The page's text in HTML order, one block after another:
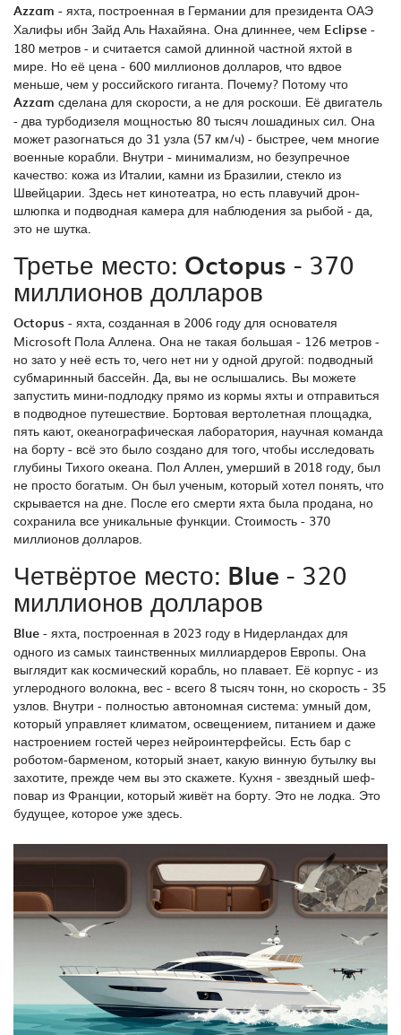
Azzam - яхта, построенная в Германии для президента ОАЭ
Халифы ибн Зайд Аль Нахайяна. Она длиннее, чем Eclipse -
180 метров - и считается самой длинной частной яхтой в
мире. Но её цена - 600 миллионов долларов, что вдвое
меньше, чем у российского гиганта. Почему? Потому что
Azzam сделана для скорости, а не для роскоши. Её двигатель
- два турбодизеля мощностью 80 тысяч лошадиных сил. Она
может разогнаться до 31 узла (57 км/ч) - быстрее, чем многие
военные корабли. Внутри - минимализм, но безупречное
качество: кожа из Италии, камни из Бразилии, стекло из
Швейцарии. Здесь нет кинотеатра, но есть плавучий дрон-
шлюпка и подводная камера для наблюдения за рыбой - да,
это не шутка.
Третье место: Octopus - 370
миллионов долларов
Octopus - яхта, созданная в 2006 году для основателя
Microsoft Пола Аллена. Она не такая большая - 126 метров -
но зато у неё есть то, чего нет ни у одной другой: подводный
субмаринный бассейн. Да, вы не ослышались. Вы можете
запустить мини-подлодку прямо из кормы яхты и отправиться
в подводное путешествие. Бортовая вертолетная площадка,
пять кают, океанографическая лаборатория, научная команда
на борту - всё это было создано для того, чтобы исследовать
глубины Тихого океана. Пол Аллен, умерший в 2018 году, был
не просто богатым. Он был ученым, который хотел понять, что
скрывается на дне. После его смерти яхта была продана, но
сохранила все уникальные функции. Стоимость - 370
миллионов долларов.
Четвёртое место: Blue - 320
миллионов долларов
Blue - яхта, построенная в 2023 году в Нидерландах для
одного из самых таинственных миллиардеров Европы. Она
выглядит как космический корабль, но плавает. Её корпус - из
углеродного волокна, вес - всего 8 тысяч тонн, но скорость - 35
узлов. Внутри - полностью автономная система: умный дом,
который управляет климатом, освещением, питанием и даже
настроением гостей через нейроинтерфейсы. Есть бар с
роботом-барменом, который знает, какую винную бутылку вы
захотите, прежде чем вы это скажете. Кухня - звездный шеф-
повар из Франции, который живёт на борту. Это не лодка. Это
будущее, которое уже здесь.